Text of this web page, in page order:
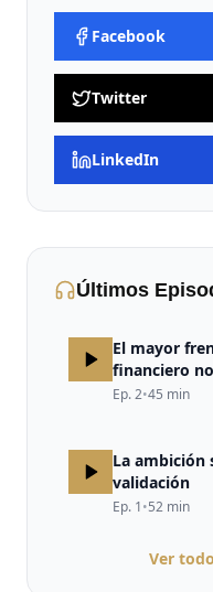
Facebook
Twitter
LinkedIn
Últimos
El mayor
financiero
la estrategia,
Ep.2•45 min
La ambición
validación
Ep. 1•52 min
Ver